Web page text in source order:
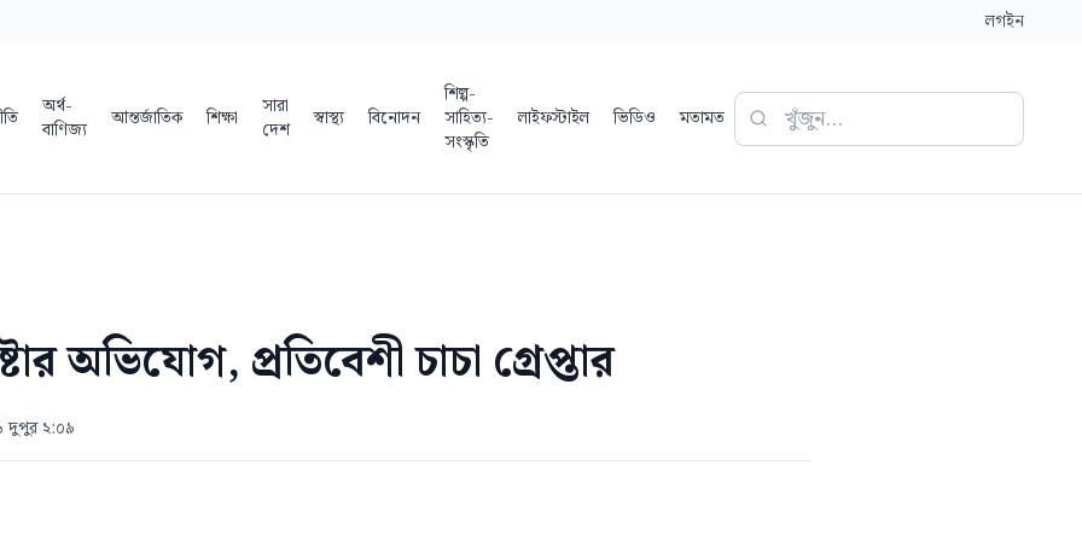
লগইন
অর্থ-
বাণিজ্য
আন্তর্জাতিক শিক্ষা
সারা
দেশ
স্বাস্থ্য বিনোদন
শিল্প-
সাহিত্য-
সংস্কৃতি
লাইফস্টাইল ভিডিও মতামত
অভিযোগ, প্রতিবেশী চাচা গ্রেপ্তার
দুপুর ২:০৯